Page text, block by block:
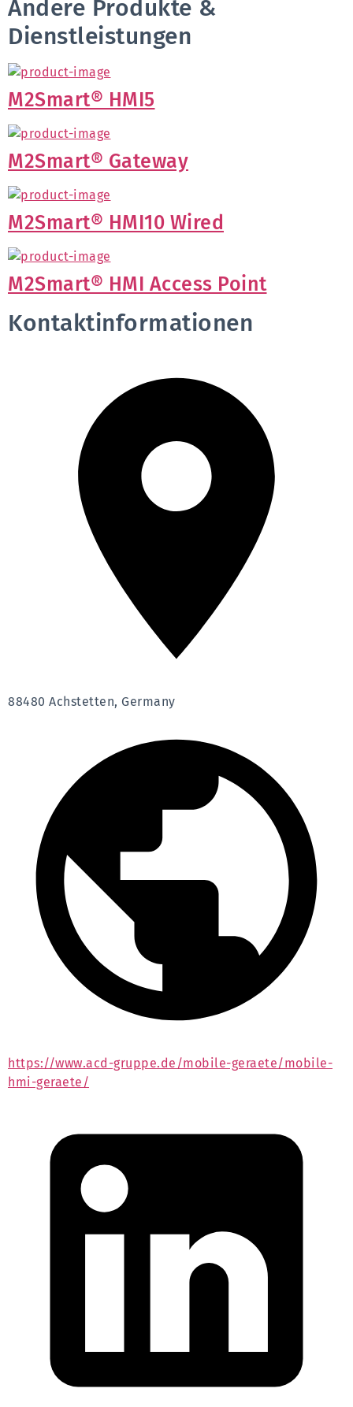
Andere Produkte &
Dienstleistungen
M2Smart® HMI5
M2Smart® Gateway
M2Smart® HMI10 Wired
M2Smart® HMI Access Point
Kontaktinformationen
88480 Achstetten, Germany
https://www.acd-gruppe.de/mobile-geraete/mobile-
hmi-geraete/